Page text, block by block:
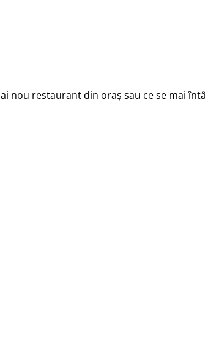
restaurant din oraş sau ce se mai